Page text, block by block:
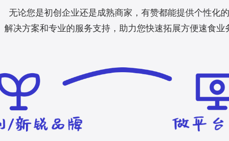
无论您是初创企业还是成熟商家，有赞都能提供个性化的
解决方案和专业的服务支持，助力您快速拓展方便速食业